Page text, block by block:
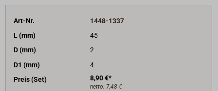
Art-Nr.
1448-1337
L (mm)
45
D (mm)
2
D1 (mm)
4
Preis (Set)
8,90 €*
netto: 7,48 €